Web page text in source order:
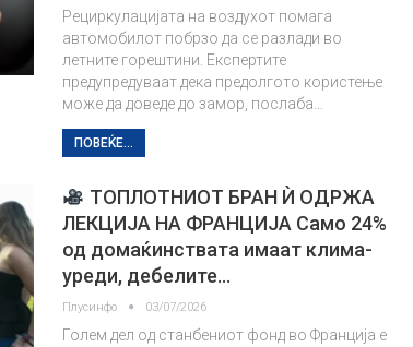
Рециркулацијата на воздухот помага
автомобилот побрзо да се разлади во
летните горештини. Експертите
предупредуваат дека предолгото користење
може да доведе до замор, послаба…
ПОВЕЌЕ...
ТОПЛОТНИОТ БРАН Ѝ ОДРЖА
ЛЕКЦИЈА НА ФРАНЦИЈА Само 24%
од домаќинствата имаат клима-
уреди, дебелите…
Плусинфо 03/07/2026
Голем дел од станбениот фонд во Франција е